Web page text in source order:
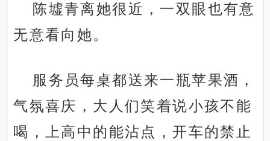
陈墟青离她很近，一双眼也有意
无意看向她。
服务员每桌都送来一瓶苹果酒，
气氛喜庆，大人们笑着说小孩不能
喝，上高中的能沾点，开车的禁止